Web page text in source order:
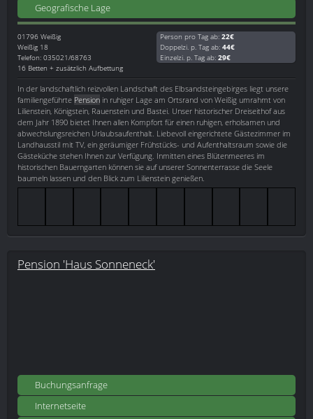
Geografische Lage
01796 Weißig
Weißig 18
Telefon: 035021/68763
16 Betten + zusätzlich Aufbettung
Person pro Tag ab: 22€
Doppelzi. p. Tag ab: 44€
Einzelzi. p. Tag ab: 29€
In der landschaftlich reizvollen Landschaft des Elbsandsteingebirges liegt unsere
familiengeführte Pension in ruhiger Lage am Ortsrand von Weißig umrahmt von
Lilienstein, Königstein, Rauenstein und Bastei. Unser historischer Dreiseithof aus
dem Jahr 1890 bietet Ihnen allen Kompfort für einen ruhigen, erholsamen und
abwechslungsreichen Urlaubsaufenthalt. Liebevoll eingerichtete Gästezimmer im
Landhausstil mit TV, ein geräumiger Frühstücks- und Aufenthaltsraum sowie die
Gästeküche stehen Ihnen zur Verfügung. Inmitten eines Blütenmeeres im
historischen Bauerngarten können sie auf unserer Sonnenterrasse die Seele
baumeln lassen und den Blick zum Lilienstein genießen.
Pension 'Haus Sonneneck'
Buchungsanfrage
Internetseite